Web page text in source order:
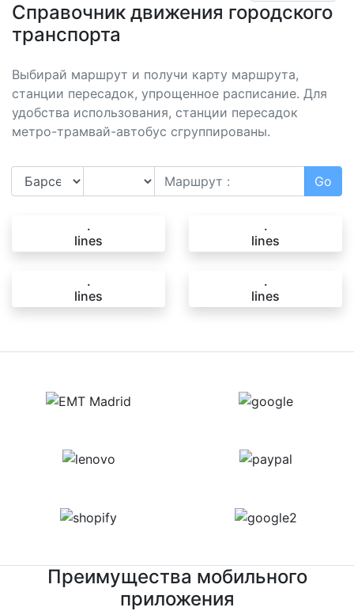
Справочник движения городского
транспорта
Выбирай маршрут и получи карту маршрута,
станции пересадок, упрощенное расписание. Для
удобства использования, станции пересадок
метро-трамвай-автобус сгруппированы.
.
lines
.
lines
.
lines
.
lines
Преимущества мобильного
приложения